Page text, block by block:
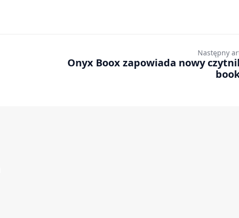
Następny
Onyx Boox zapowiada nowy